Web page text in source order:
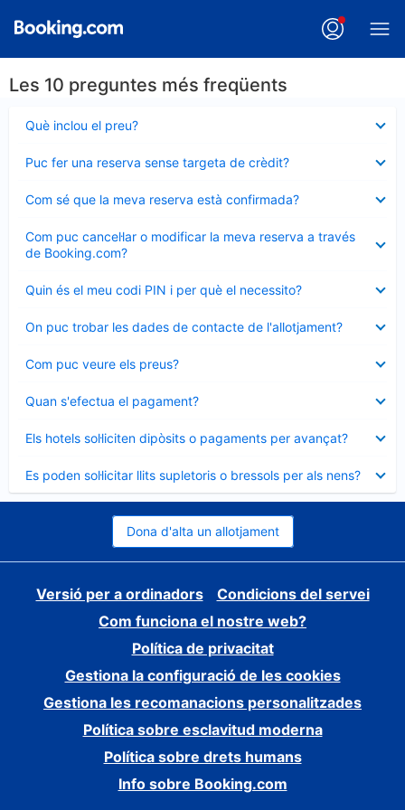
Les 10 preguntes més freqüents
Què inclou el preu?
tancat
Puc fer una reserva sense targeta de crèdit?
tancat
Com sé que la meva reserva està confirmada?
tancat
Com puc cancel·lar o modificar la meva reserva a través
de Booking.com?
tancat
Quin és el meu codi PIN i per què el necessito?
tancat
On puc trobar les dades de contacte de l'allotjament?
tancat
Com puc veure els preus?
tancat
Quan s'efectua el pagament?
tancat
Els hotels sol·liciten dipòsits o pagaments per avançat?
tancat
Es poden sol·licitar llits supletoris o bressols per als nens?
tancat
Dona d'alta un allotjament
Versió per a ordinadors
Condicions del servei
Com funciona el nostre web?
Política de privacitat
Gestiona la configuració de les cookies
Gestiona les recomanacions personalitzades
Política sobre esclavitud moderna
Política sobre drets humans
Info sobre Booking.com